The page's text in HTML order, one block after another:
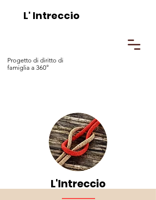
L' Intreccio
Progetto di diritto di
famiglia a 360°
L'Intreccio